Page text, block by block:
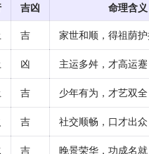
吉凶 命理含义
吉 家世和顺，得祖荫
凶 主运多舛，才高运
吉 少年有为，才艺双
吉 社交顺畅，口才出
吉 晚景荣华，功成名